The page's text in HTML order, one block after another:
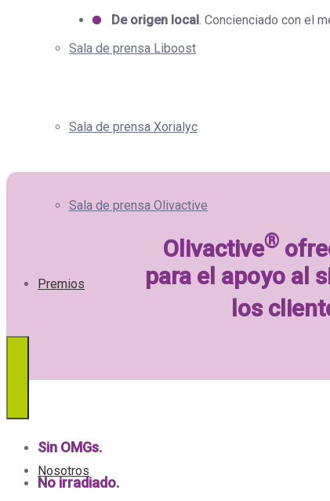
Sala de prensa Liboost
Sala de prensa Xorialyc
Sala de prensa Olivactive
Premios
Nosotros
De origen local. Concienciado con el
Olivactive®
para el apoyo al
los
Sin OMGs.
No irradiado.